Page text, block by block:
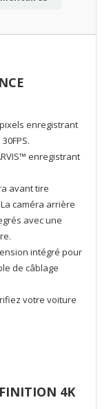
enregistrant
enregistrant
avant tire
caméra arrière
avec une
intégré pour
de câblage
votre voiture
4K